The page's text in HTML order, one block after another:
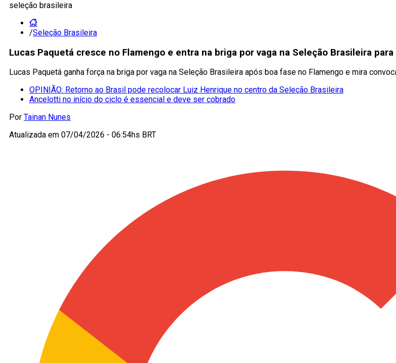
seleção brasileira
/Seleção Brasileira
Lucas Paquetá cresce no Flamengo e entra na briga por vaga na Seleção Brasileira
Lucas Paquetá ganha força na briga por vaga na Seleção Brasileira após boa fase no Flamengo e mira
OPINIÃO: Retorno ao Brasil pode recolocar Luiz Henrique no centro da Seleção Brasileira
Ancelotti no início do ciclo é essencial e deve ser cobrado
Por Tainan Nunes
Atualizada em 07/04/2026 - 06:54hs BRT